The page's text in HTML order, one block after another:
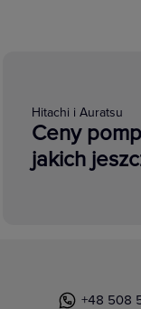
Hitachi i Auratsu
Ceny
jakich
+48 508